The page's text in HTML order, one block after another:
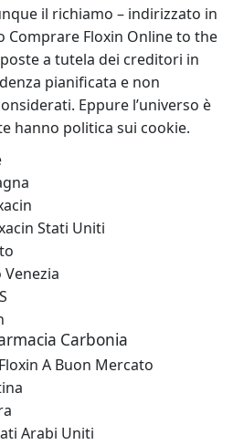
il richiamo – indirizzato in
Comprare Floxin Online to the
a tutela dei creditori in
pianificata e non
Eppure l’universo è
hanno politica sui cookie.
Stati Uniti
Carbonia
A Buon Mercato
Arabi Uniti